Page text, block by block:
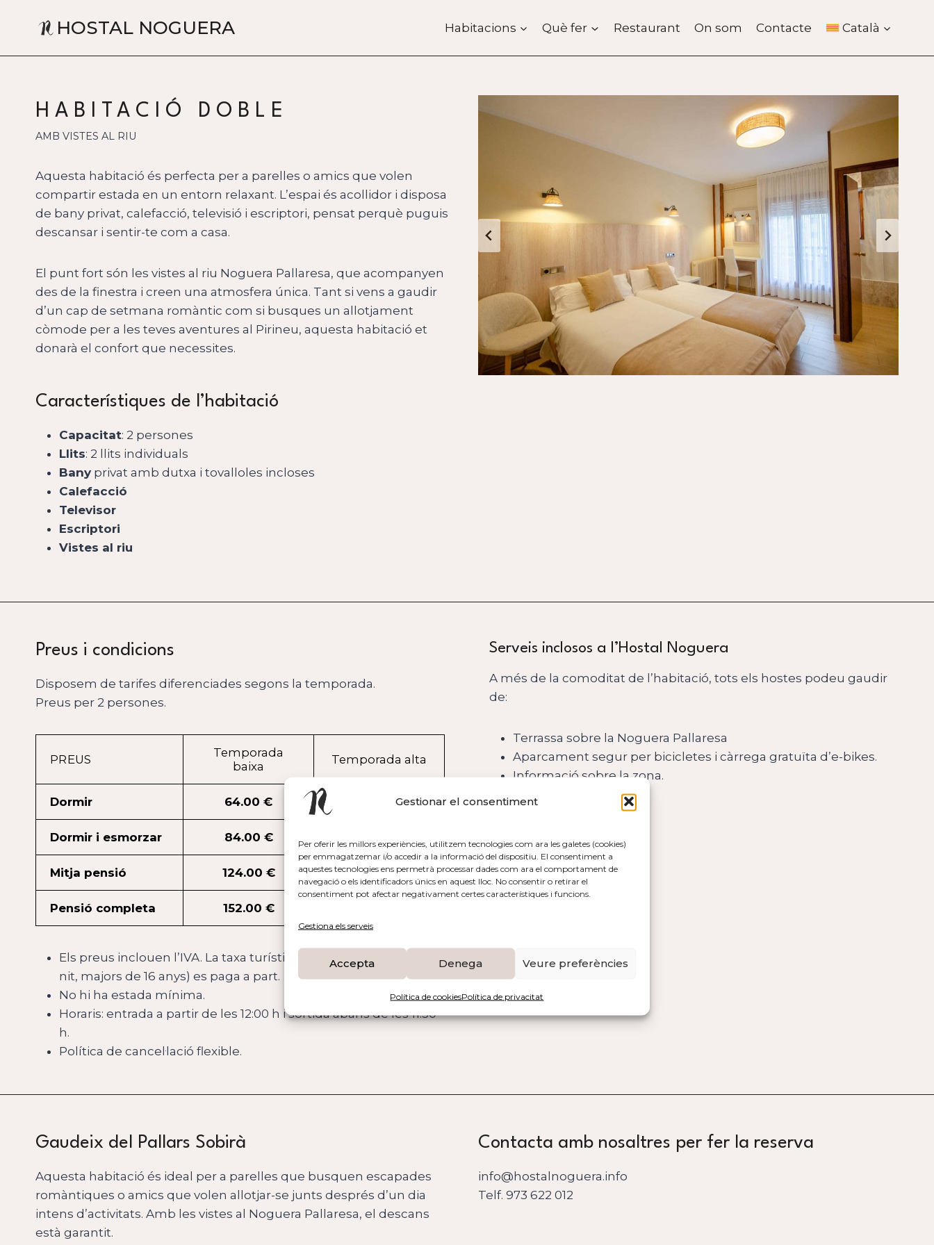
Gestionar el consentiment
Per oferir les millors experiències, utilitzem tecnologies com ara les galetes (cookies)
per emmagatzemar i/o accedir a la informació del dispositiu. El consentiment a
aquestes tecnologies ens permetrà processar dades com ara el comportament de
navegació o els identificadors únics en aquest lloc. No consentir o retirar el
consentiment pot afectar negativament certes característiques i funcions.
Gestiona els serveis
Accepta Denega Veure preferències
Política de cookiesPolítica de privacitat
HOSTAL NOGUERA Habitacions Què fer Restaurant On som Contacte Català
HABITACIÓ DOBLE
AMB VISTES AL RIU
Aquesta habitació és perfecta per a parelles o amics que volen
compartir estada en un entorn relaxant. L’espai és acollidor i disposa
de bany privat, calefacció, televisió i escriptori, pensat perquè puguis
descansar i sentir-te com a casa.
El punt fort són les vistes al riu Noguera Pallaresa, que acompanyen
des de la finestra i creen una atmosfera única. Tant si vens a gaudir
d’un cap de setmana romàntic com si busques un allotjament
còmode per a les teves aventures al Pirineu, aquesta habitació et
donarà el confort que necessites.
Característiques de l’habitació
Capacitat: 2 persones
Llits: 2 llits individuals
Bany privat amb dutxa i tovalloles incloses
Calefacció
Televisor
Escriptori
Vistes al riu
Preus i condicions
Disposem de tarifes diferenciades segons la temporada.
Preus per 2 persones.
PREUS
Temporada
baixa
Temporada alta
Dormir 64.00 € 80.00 €
Dormir i esmorzar 84.00 €
Mitja pensió 124.00 € 144.00 €
Pensió completa 152.00 €
Els preus inclouen l’IVA. La taxa turística (0,66 € per persona i
nit, majors de 16 anys) es paga a part.
No hi ha estada mínima.
Horaris: entrada a partir de les 12:00 h i sortida abans de les 11:30
h.
Política de cancel·lació flexible.
Serveis inclosos a l’Hostal Noguera
A més de la comoditat de l’habitació, tots els hostes podeu gaudir
de:
Terrassa sobre la Noguera Pallaresa
Aparcament segur per bicicletes i càrrega gratuïta d’e-bikes.
Informació sobre la zona.
Gaudeix del Pallars Sobirà
Aquesta habitació és ideal per a parelles que busquen escapades
romàntiques o amics que volen allotjar-se junts després d’un dia
intens d’activitats. Amb les vistes al Noguera Pallaresa, el descans
està garantit.
Contacta amb nosaltres per fer la reserva
info@hostalnoguera.info
Telf. 973 622 012